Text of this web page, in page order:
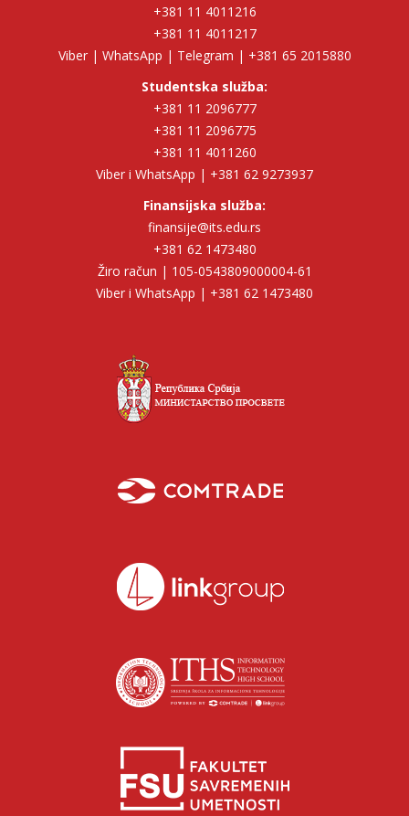
+381 11 4011216
+381 11 4011217
Viber | WhatsApp | Telegram | +381 65 2015880
Studentska služba:
+381 11 2096777
+381 11 2096775
+381 11 4011260
Viber i WhatsApp | +381 62 9273937
Finansijska služba:
finansije@its.edu.rs
+381 62 1473480
Žiro račun | 105-0543809000004-61
Viber i WhatsApp | +381 62 1473480